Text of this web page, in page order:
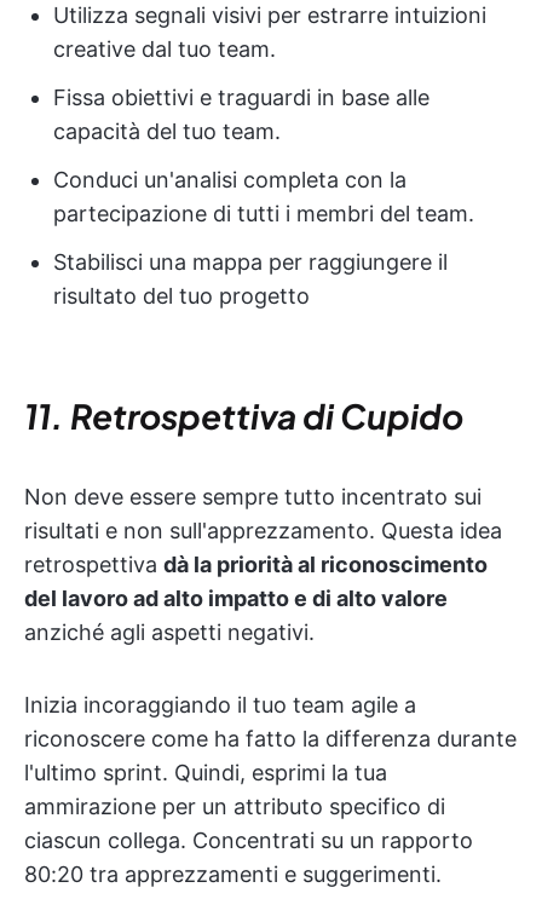
Utilizza segnali visivi per estrarre intuizioni
creative dal tuo team.
Fissa obiettivi e traguardi in base alle
capacità del tuo team.
Conduci un'analisi completa con la
partecipazione di tutti i membri del team.
Stabilisci una mappa per raggiungere il
risultato del tuo progetto
11. Retrospettiva di Cupido
Non deve essere sempre tutto incentrato sui
risultati e non sull'apprezzamento. Questa idea
retrospettiva dà la priorità al riconoscimento
del lavoro ad alto impatto e di alto valore
anziché agli aspetti negativi.
Inizia incoraggiando il tuo team agile a
riconoscere come ha fatto la differenza durante
l'ultimo sprint. Quindi, esprimi la tua
ammirazione per un attributo specifico di
ciascun collega. Concentrati su un rapporto
80:20 tra apprezzamenti e suggerimenti.